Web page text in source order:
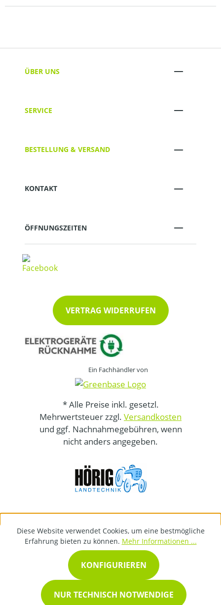
ÜBER UNS
SERVICE
BESTELLUNG & VERSAND
KONTAKT
ÖFFNUNGSZEITEN
VERTRAG WIDERRUFEN
Ein Fachhändler von
* Alle Preise inkl. gesetzl.
Mehrwertsteuer zzgl. Versandkosten
und ggf. Nachnahmegebühren, wenn
nicht anders angegeben.
Diese Website verwendet Cookies, um eine bestmögliche
Erfahrung bieten zu können. Mehr Informationen ...
NUR TECHNISCH NOTWENDIGE
KONFIGURIEREN